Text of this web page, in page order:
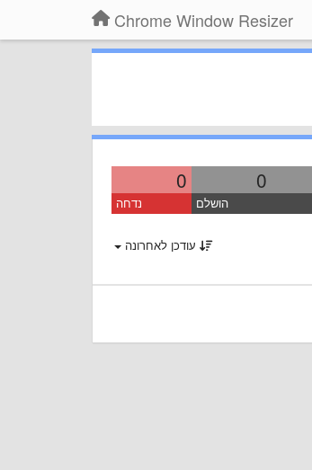
Chrome Window Resizer
0
0
הושלם נדחה
עודכן לאחרונה